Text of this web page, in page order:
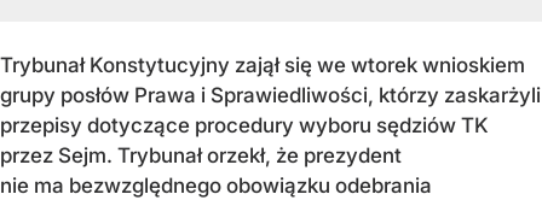
Trybunał Konstytucyjny zajął się we wtorek wnioskiem
grupy posłów Prawa i Sprawiedliwości, którzy zaskarżyli
przepisy dotyczące procedury wyboru sędziów TK
przez Sejm. Trybunał orzekł, że prezydent
nie ma bezwzględnego obowiązku odebrania